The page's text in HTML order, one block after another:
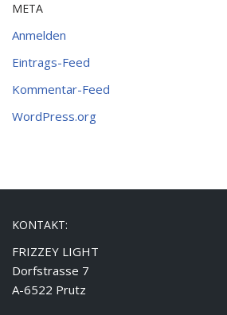
META
Anmelden
Eintrags-Feed
Kommentar-Feed
WordPress.org
KONTAKT:
FRIZZEY LIGHT
Dorfstrasse 7
A-6522 Prutz